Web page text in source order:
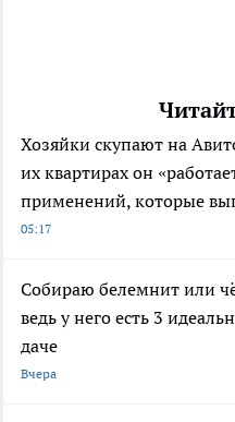
Хозяйки скупают на
их квартирах он
применений, которые
05:17
Собираю белемнит или
ведь у него есть 3
даче
Вчера